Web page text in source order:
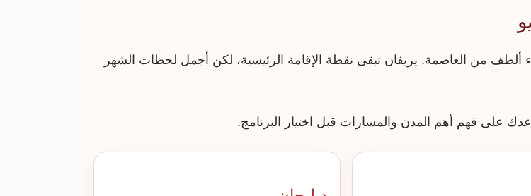
ألطف من العاصمة. يريفان تبقى نقطة الإقامة الرئيسية، لكن أجمل لحظات الشهر
على فهم أهم المدن والمسارات قبل اختيار البرنامج.